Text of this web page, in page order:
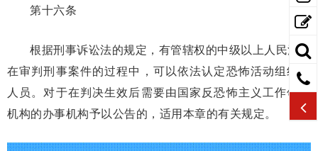
第十六条
根据刑事诉讼法的规定，有管辖权的中级以上人民法院
在审判刑事案件的过程中，可以依法认定恐怖活动组织和
人员。对于在判决生效后需要由国家反恐怖主义工作领导
机构的办事机构予以公告的，适用本章的有关规定。